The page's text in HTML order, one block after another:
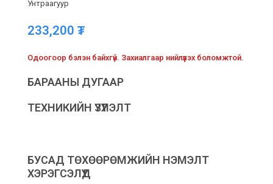
Унтраагуур
233,200 ₮
Одоогоор бэлэн байхгүй. Захиалгаар нийлүүлэх боломжтой.
БАРААНЫ ДУГААР
ТЕХНИКИЙН ҮЗҮҮЛЭЛТ
БУСАД ТӨХӨӨРӨМЖИЙН НЭМЭЛТ
ХЭРЭГСЭЛҮҮД